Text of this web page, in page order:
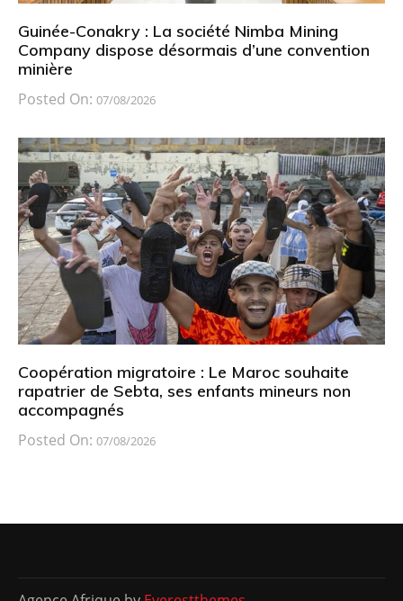
Guinée-Conakry : La société Nimba Mining
Company dispose désormais d’une convention
minière
Posted On: 07/08/2026
Coopération migratoire : Le Maroc souhaite
rapatrier de Sebta, ses enfants mineurs non
accompagnés
Posted On: 07/08/2026